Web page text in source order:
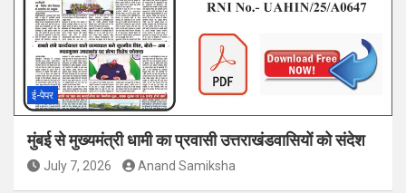
ई-पेपर
मुंबई से मुख्यमंत्री धामी का प्रवासी उत्तराखंडवासियों को संदेश
July 7, 2026 Anand Samiksha